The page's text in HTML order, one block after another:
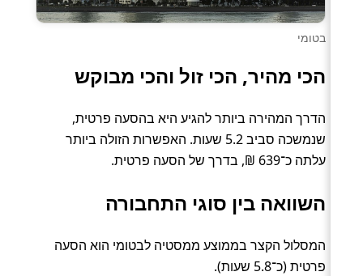
בטומי
הכי מהיר, הכי זול והכי מבוקש
הדרך המהירה ביותר להגיע היא בהסעה פרטית,
שנמשכה סביב 5.2 שעות. האפשרות הזולה ביותר
עלתה כ־639 ₪, בדרך של הסעה פרטית.
השוואה בין סוגי התחבורה
המסלול הקצר בממוצע ממסטיה לבטומי הוא הסעה
פרטית (כ־5.8 שעות).